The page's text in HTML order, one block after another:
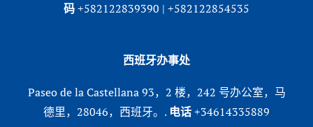
码+582122839390 | +582122854535
西班牙办事处
Paseo de la Castellana 93，2 楼，242 号办公室，马
德里，28046，西班牙。. 电话+34614335889